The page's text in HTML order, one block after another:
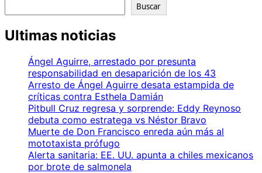
Buscar
Ultimas noticias
Ángel Aguirre, arrestado por presunta
responsabilidad en desaparición de los 43
Arresto de Ángel Aguirre desata estampida de
críticas contra Esthela Damián
Pitbull Cruz regresa y sorprende: Eddy Reynoso
debuta como estratega vs Néstor Bravo
Muerte de Don Francisco enreda aún más al
mototaxista prófugo
Alerta sanitaria: EE. UU. apunta a chiles mexicanos
por brote de salmonela